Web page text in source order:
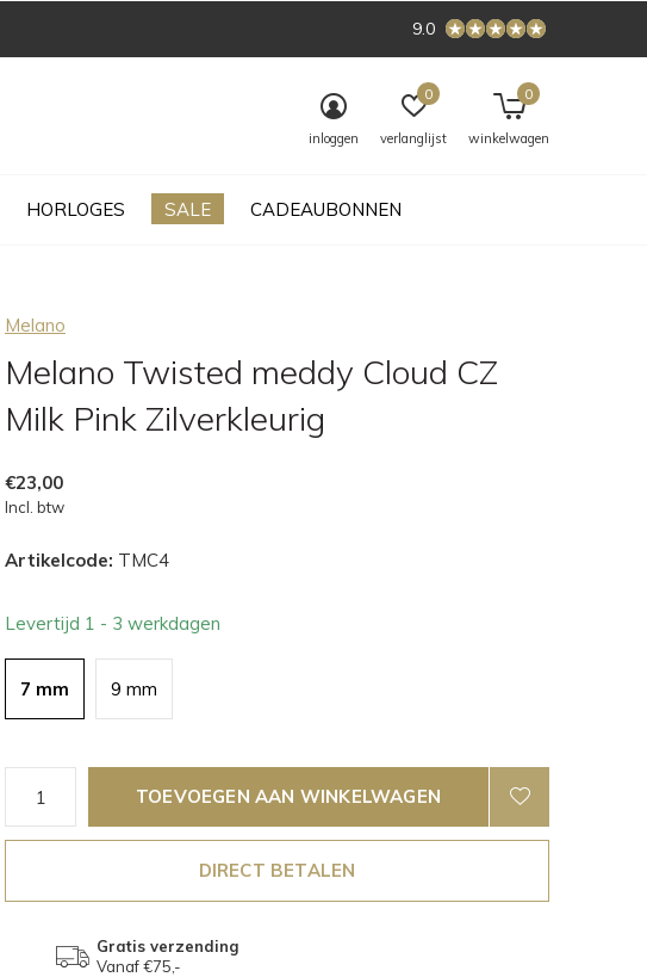
HORLOGES SALE CADEAUBONNEN
inloggen verlanglijst
0
winkelwagen
0
9.0
Melano
Melano Twisted meddy Cloud CZ
Milk Pink Zilverkleurig
€23,00
Incl. btw
Artikelcode: TMC4
Levertijd 1 - 3 werkdagen
7 mm 9 mm
TOEVOEGEN AAN WINKELWAGEN
DIRECT BETALEN
Gratis verzending
Vanaf €75,-